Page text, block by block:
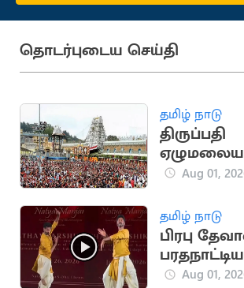
தொடர்புடைய செய்தி
தமிழ் நாடு
திருப்பதி
கோயிலில்
தொடக்கம்
Aug 01,
தமிழ் நாடு
பிரபு
சஞ்சீவின்
Aug 01,